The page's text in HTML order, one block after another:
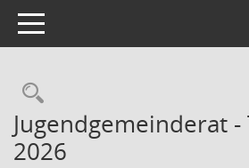
Toggle navigation
Rechercheauswahl
Jugendgemeinderat
2026